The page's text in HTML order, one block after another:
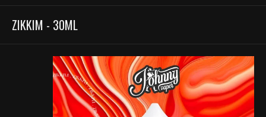
ZIKKIM - 30ML